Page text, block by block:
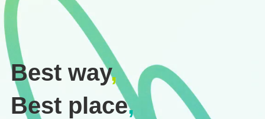
Best way,
Best place,